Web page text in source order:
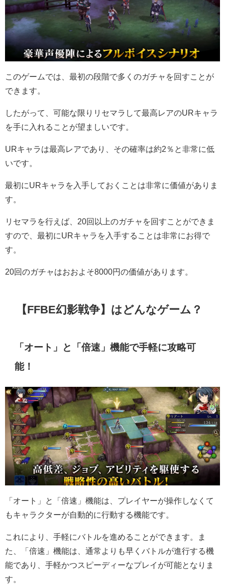
このゲームでは、最初の段階で多くのガチャを回すことが
できます。
したがって、可能な限りリセマラして最高レアのURキャラ
を手に入れることが望ましいです。
URキャラは最高レアであり、その確率は約2％と非常に低
いです。
最初にURキャラを入手しておくことは非常に価値がありま
す。
リセマラを行えば、20回以上のガチャを回すことができま
すので、最初にURキャラを入手することは非常にお得で
す。
20回のガチャはおおよそ8000円の価値があります。
【FFBE幻影戦争】はどんなゲーム？
「オート」と「倍速」機能で手軽に攻略可
能！
「オート」と「倍速」機能は、プレイヤーが操作しなくて
もキャラクターが自動的に行動する機能です。
これにより、手軽にバトルを進めることができます。ま
た、「倍速」機能は、通常よりも早くバトルが進行する機
能であり、手軽かつスピーディーなプレイが可能となりま
す。